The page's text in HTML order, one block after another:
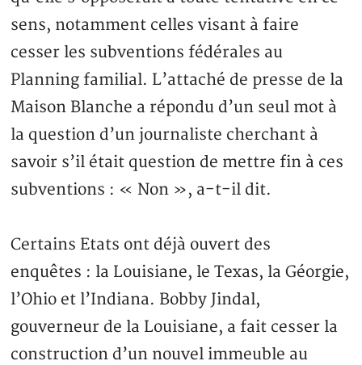
sens, notamment celles visant à faire
cesser les subventions fédérales au
Planning familial. L’attaché de presse de la
Maison Blanche a répondu d’un seul mot à
la question d’un journaliste cherchant à
savoir s’il était question de mettre fin à ces
subventions : « Non », a-t-il dit.
Certains Etats ont déjà ouvert des
enquêtes : la Louisiane, le Texas, la Géorgie,
l’Ohio et l’Indiana. Bobby Jindal,
gouverneur de la Louisiane, a fait cesser la
construction d’un nouvel immeuble au